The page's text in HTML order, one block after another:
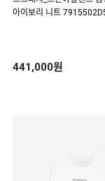
아이보리 니트
441,000원